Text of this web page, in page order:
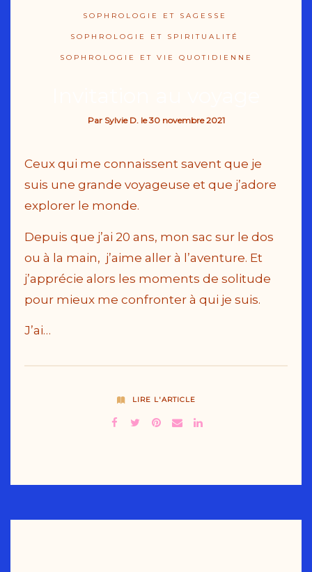
SOPHROLOGIE ET SAGESSE
SOPHROLOGIE ET SPIRITUALITÉ
SOPHROLOGIE ET VIE QUOTIDIENNE
Par Sylvie D. le30 novembre 2021
Ceux qui me connaissent savent que je
suis une grande voyageuse et que j’adore
explorer le monde.
Depuis que j’ai 20 ans, mon sac sur le dos
ou à la main, j’aime aller à l’aventure. Et
j’apprécie alors les moments de solitude
pour mieux me confronter à qui je suis.
J’ai…
LIRE L'ARTICLE